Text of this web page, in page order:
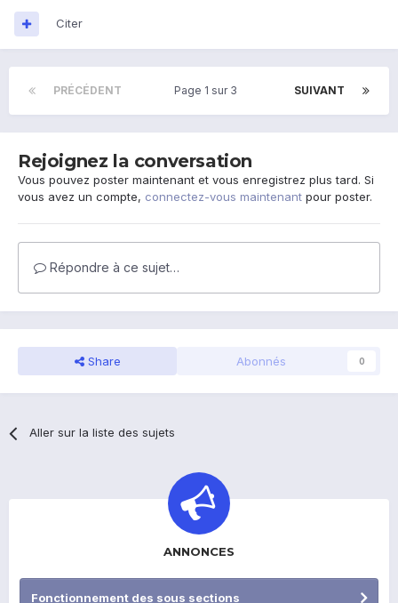
Citer
PRÉCÉDENT SUIVANT
Page 1 sur 3
Rejoignez la conversation
Vous pouvez poster maintenant et vous enregistrez plus tard. Si
vous avez un compte, connectez-vous maintenant pour poster.
Répondre à ce sujet…
Share Abonnés 0
Aller sur la liste des sujets
ANNONCES
Fonctionnement des sous sections